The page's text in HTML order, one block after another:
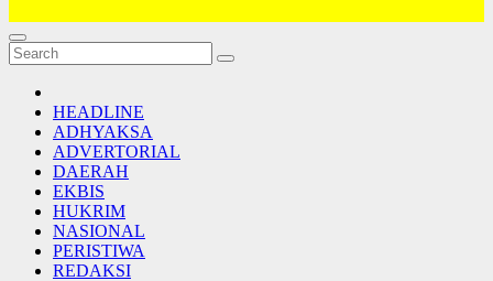
Lativi News
Semua Jadi Teman
HEADLINE
ADHYAKSA
ADVERTORIAL
DAERAH
EKBIS
HUKRIM
NASIONAL
PERISTIWA
REDAKSI